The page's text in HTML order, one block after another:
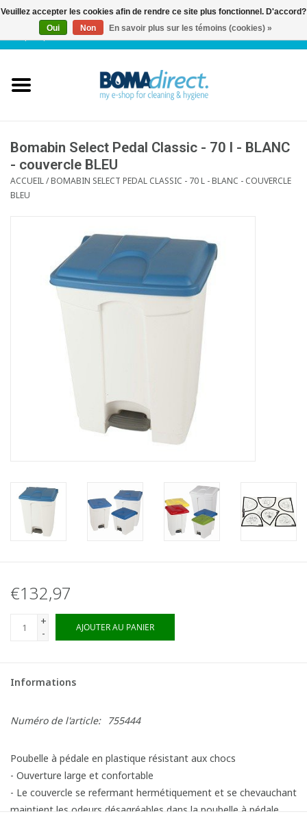
FR| 0 Articles
Service client
Blog
Bomabin Select Pedal Classic - 70 l - BLANC
- couvercle BLEU
ACCUEIL/BOMABIN SELECT PEDAL CLASSIC - 70 L - BLANC - COUVERCLE
BLEU
€132,97
+
-
AJOUTER AU PANIER
Informations
Numéro de l'article: 755444
Poubelle à pédale en plastique résistant aux chocs
- Ouverture large et confortable
- Le couvercle se refermant hermétiquement et se chevauchant
maintient les odeurs désagréables dans la poubelle à pédale.
Veuillez accepter les cookies afin de rendre ce site plus fonctionnel. D'accord?
Oui
Non En savoir plus sur les témoins (cookies) »